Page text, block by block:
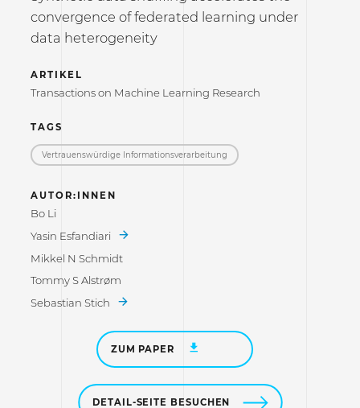
convergence of federated learning under
data heterogeneity
ARTIKEL
Transactions on Machine Learning Research
TAGS
Vertrauenswürdige Informations­verarbeitung
AUTOR:INNEN
Bo Li
Yasin Esfandiari
Mikkel N Schmidt
Tommy S Alstrøm
Sebastian Stich
ZUM PAPER
DETAIL-SEITE BESUCHEN